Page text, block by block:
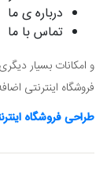
درباره ی ما
تماس با ما
و امکانات بسیار
فروشگاه اینترنتی
طراحی فروشگاه